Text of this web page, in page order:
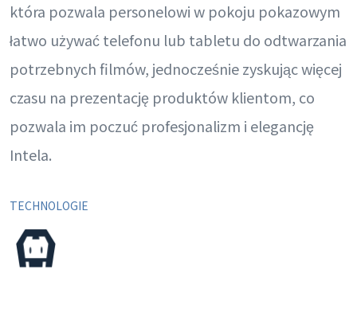
która pozwala personelowi w pokoju pokazowym
łatwo używać telefonu lub tabletu do odtwarzania
potrzebnych filmów, jednocześnie zyskując więcej
czasu na prezentację produktów klientom, co
pozwala im poczuć profesjonalizm i elegancję
Intela.
TECHNOLOGIE